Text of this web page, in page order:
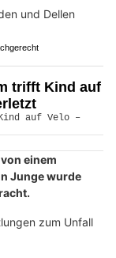
trifft Kind auf
einem
Junge wurde
zum Unfall